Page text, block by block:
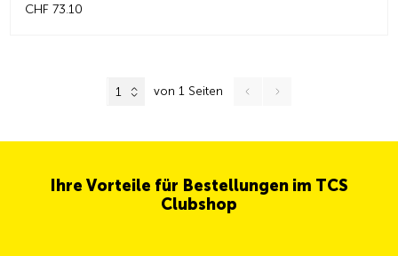
CHF 73.10
1 von 1 Seiten
Ihre Vorteile für Bestellungen im TCS
Clubshop